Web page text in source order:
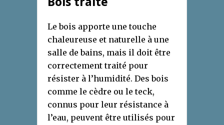
Le bois apporte une touche
chaleureuse et naturelle à une
salle de bains, mais il doit être
correctement traité pour
résister à l’humidité. Des bois
comme le cèdre ou le teck,
connus pour leur résistance à
l’eau, peuvent être utilisés pour